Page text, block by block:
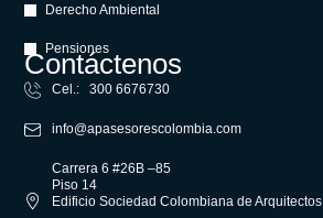
Derecho Ambiental
Pensiones
Contáctenos
Cel.: 300 6676730
info@apasesorescolombia.com
Carrera 6 #26B –85
Piso 14
Edificio Sociedad Colombiana de Arquitectos